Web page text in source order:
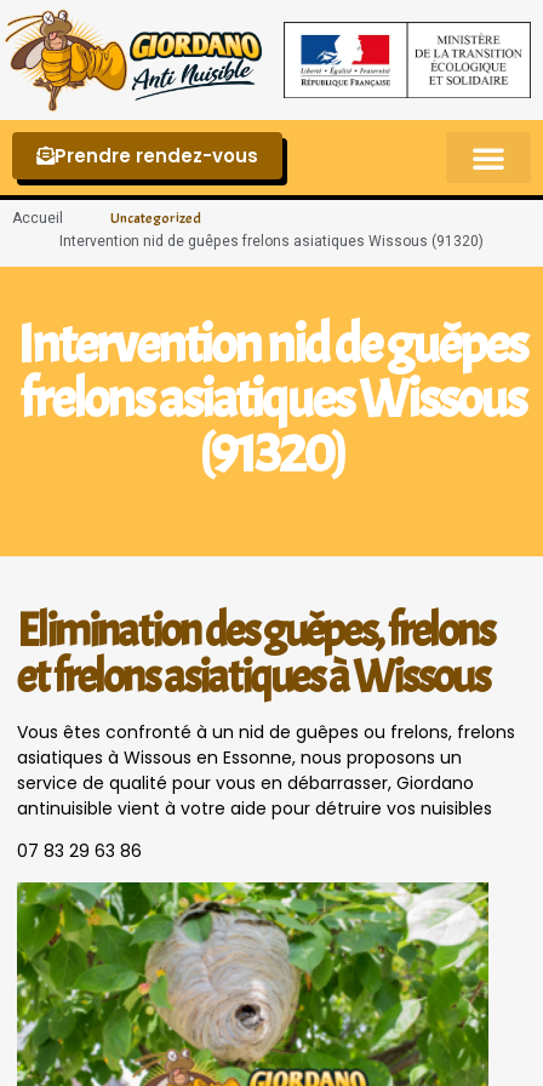
Prendre rendez-vous
Accueil Uncategorized
Intervention nid de guêpes frelons asiatiques Wissous (91320)
Intervention nid de guêpes
frelons asiatiques Wissous
(91320)
Elimination des guêpes, frelons
et frelons asiatiques à Wissous
Vous êtes confronté à un nid de guêpes ou frelons, frelons
asiatiques à Wissous en Essonne, nous proposons un
service de qualité pour vous en débarrasser, Giordano
antinuisible vient à votre aide pour détruire vos nuisibles
07 83 29 63 86